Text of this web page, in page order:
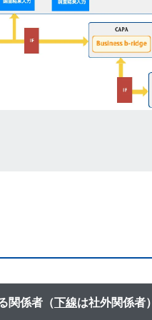
関係者（下線は社外関係者）